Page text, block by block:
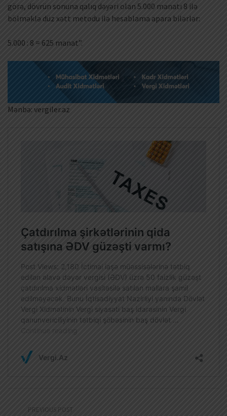
görə, dövrün sonuna qalıq dəyəri olan 5.000 manatı 8 ilə
bölməklə düz xətt metodu ilə hesablama apara bilərlər:
5.000 : 8 = 625 manat”.
Mənbə: vergiler.az
PREVIOUS POST